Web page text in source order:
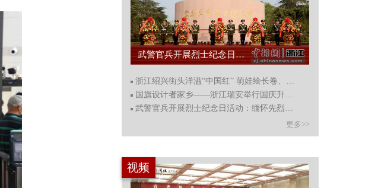
浙江绍兴街头洋溢“中国红” 萌娃绘长卷、听故事迎国庆...
浙江绍兴街头洋溢“中国红” 萌娃绘长卷、听故事迎国庆
国旗设计者家乡——浙江瑞安举行国庆升旗仪式
武警官兵开展烈士纪念日活动：缅怀先烈致敬英雄
更多>>
视频